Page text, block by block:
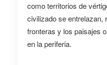
como territorios de
civilizado se entrelazan,
fronteras y los paisajes
en la periferia.